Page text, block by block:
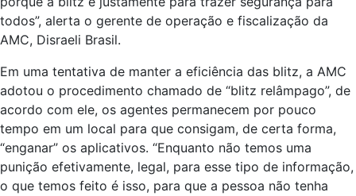
todos”, alerta o gerente de operação e fiscalização da
AMC, Disraeli Brasil.
Em uma tentativa de manter a eficiência das blitz, a AMC
adotou o procedimento chamado de “blitz relâmpago”, de
acordo com ele, os agentes permanecem por pouco
tempo em um local para que consigam, de certa forma,
“enganar” os aplicativos. “Enquanto não temos uma
punição efetivamente, legal, para esse tipo de informação,
o que temos feito é isso, para que a pessoa não tenha